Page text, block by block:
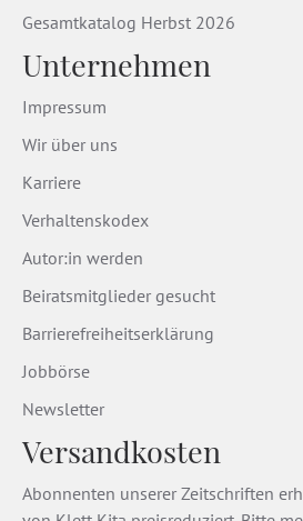
Gesamtkatalog Herbst 2026
Unternehmen
Impressum
Wir über uns
Karriere
Verhaltenskodex
Autor:in werden
Beiratsmitglieder gesucht
Barrierefreiheitserklärung
Jobbörse
Newsletter
Versandkosten
Abonnenten unserer Zeitschriften